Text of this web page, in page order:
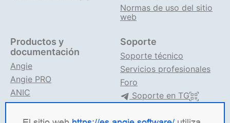
Normas de uso del sitio
web
Productos y
documentación
Angie
Angie PRO
ANIC
Documentación de Angie
Soporte
Soporte técnico
Servicios profesionales
Foro
Soporte en TG